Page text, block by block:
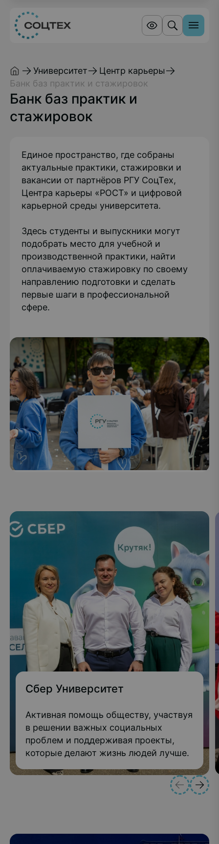
Университет
Центр карьеры
Банк баз практик и стажировок
Банк баз практик и
стажировок
Единое пространство, где собраны
актуальные практики, стажировки и
вакансии от партнёров РГУ СоцТех,
Центра карьеры «РОСТ» и цифровой
карьерной среды университета.
Здесь студенты и выпускники могут
подобрать место для учебной и
производственной практики, найти
оплачиваемую стажировку по своему
направлению подготовки и сделать
первые шаги в профессиональной
сфере.
Сбер Университет
Активная помощь обществу, участвуя
в решении важных социальных
проблем и поддерживая проекты,
которые делают жизнь людей лучше.